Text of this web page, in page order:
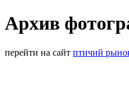
Архив
перейти на сайт птичий